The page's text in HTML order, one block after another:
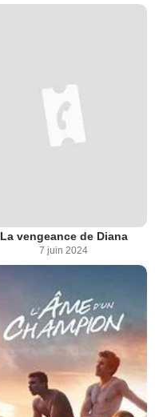
La vengeance de Diana
7 juin 2024